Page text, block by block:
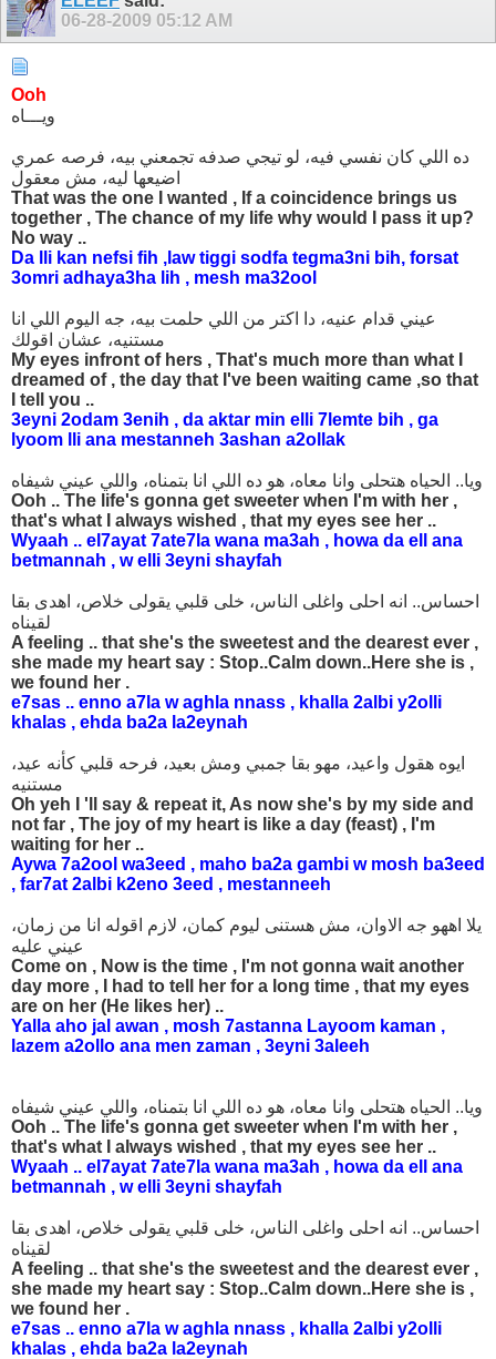
06-28-2009 05:12 AM
Ooh
ويـــاه
ده اللي كان نفسي فيه، لو تيجي صدفه تجمعني بيه، فرصه عمري
اضيعها ليه، مش معقول
That was the one I wanted , If a coincidence brings us
together , The chance of my life why would I pass it up?
No way ..
Da lli kan nefsi fih ,law tiggi sodfa tegma3ni bih, forsat
3omri adhaya3ha lih , mesh ma32ool
عيني قدام عنيه، دا اكتر من اللي حلمت بيه، جه اليوم اللي انا
مستنيه، عشان اقولك
My eyes infront of hers , That's much more than what I
dreamed of , the day that I've been waiting came ,so that
I tell you ..
3eyni 2odam 3enih , da aktar min elli 7lemte bih , ga
lyoom lli ana mestanneh 3ashan a2ollak
ويا.. الحياه هتحلى وانا معاه، هو ده اللي انا بتمناه، واللي عيني شيفاه
Ooh .. The life's gonna get sweeter when I'm with her ,
that's what I always wished , that my eyes see her ..
Wyaah .. el7ayat 7ate7la wana ma3ah , howa da ell ana
betmannah , w elli 3eyni shayfah
احساس.. انه احلى واغلى الناس، خلى قلبي يقولى خلاص، اهدى بقا
لقيناه
A feeling .. that she's the sweetest and the dearest ever ,
she made my heart say : Stop..Calm down..Here she is ,
we found her .
e7sas .. enno a7la w aghla nnass , khalla 2albi y2olli
khalas , ehda ba2a la2eynah
ايوه هقول واعيد، مهو بقا جمبي ومش بعيد، فرحه قلبي كأنه عيد،
مستنيه
Oh yeh I 'll say & repeat it, As now she's by my side and
not far , The joy of my heart is like a day (feast) , I'm
waiting for her ..
Aywa 7a2ool wa3eed , maho ba2a gambi w mosh ba3eed
, far7at 2albi k2eno 3eed , mestanneeh
يلا اههو جه الاوان، مش هستنى ليوم كمان، لازم اقوله انا من زمان،
عيني عليه
Come on , Now is the time , I'm not gonna wait another
day more , I had to tell her for a long time , that my eyes
are on her (He likes her) ..
Yalla aho jal awan , mosh 7astanna Layoom kaman ,
lazem a2ollo ana men zaman , 3eyni 3aleeh
ويا.. الحياه هتحلى وانا معاه، هو ده اللي انا بتمناه، واللي عيني شيفاه
Ooh .. The life's gonna get sweeter when I'm with her ,
that's what I always wished , that my eyes see her ..
Wyaah .. el7ayat 7ate7la wana ma3ah , howa da ell ana
betmannah , w elli 3eyni shayfah
احساس.. انه احلى واغلى الناس، خلى قلبي يقولى خلاص، اهدى بقا
لقيناه
A feeling .. that she's the sweetest and the dearest ever ,
she made my heart say : Stop..Calm down..Here she is ,
we found her .
e7sas .. enno a7la w aghla nnass , khalla 2albi y2olli
khalas , ehda ba2a la2eynah